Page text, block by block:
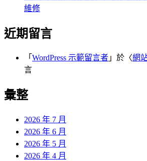
維修
近期留言
「 WordPress 示範留言者 」於〈網
言
彙整
2026 年 7 月
2026 年 6 月
2026 年 5 月
2026 年 4 月